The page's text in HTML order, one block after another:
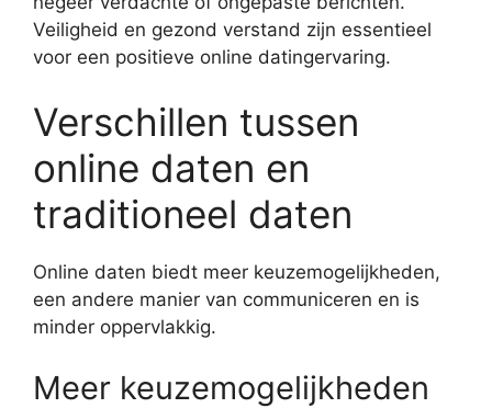
Veiligheid en gezond verstand zijn essentieel
voor een positieve online datingervaring.
Verschillen tussen
online daten en
traditioneel daten
Online daten biedt meer keuzemogelijkheden,
een andere manier van communiceren en is
minder oppervlakkig.
Meer keuzemogelijkheden